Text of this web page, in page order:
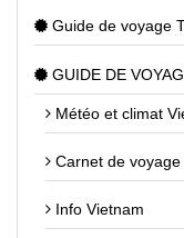
Guide de voyage
GUIDE DE
Météo et climat
Carnet de voyage
Info Vietnam